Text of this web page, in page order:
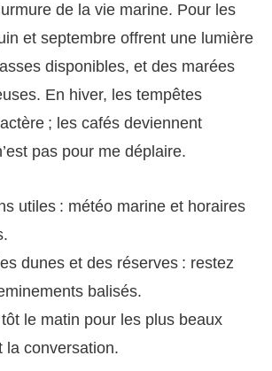
de la vie marine. Pour les
et septembre offrent une lumière
disponibles, et des marées
En hiver, les tempêtes
; les cafés deviennent
pas pour me déplaire.
utiles : météo marine et horaires
dunes et des réserves : restez
balisés.
le matin pour les plus beaux
la conversation.